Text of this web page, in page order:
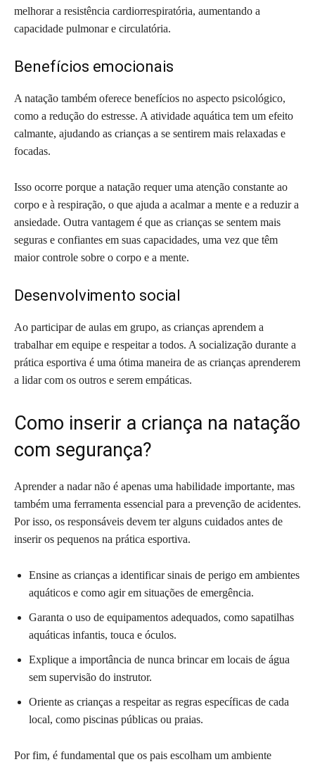
melhorar a resistência cardiorrespiratória, aumentando a
capacidade pulmonar e circulatória.
Benefícios emocionais
A natação também oferece benefícios no aspecto psicológico,
como a redução do estresse. A atividade aquática tem um efeito
calmante, ajudando as crianças a se sentirem mais relaxadas e
focadas.
Isso ocorre porque a natação requer uma atenção constante ao
corpo e à respiração, o que ajuda a acalmar a mente e a reduzir a
ansiedade. Outra vantagem é que as crianças se sentem mais
seguras e confiantes em suas capacidades, uma vez que têm
maior controle sobre o corpo e a mente.
Desenvolvimento social
Ao participar de aulas em grupo, as crianças aprendem a
trabalhar em equipe e respeitar a todos. A socialização durante a
prática esportiva é uma ótima maneira de as crianças aprenderem
a lidar com os outros e serem empáticas.
Como inserir a criança na natação
com segurança?
Aprender a nadar não é apenas uma habilidade importante, mas
também uma ferramenta essencial para a prevenção de acidentes.
Por isso, os responsáveis devem ter alguns cuidados antes de
inserir os pequenos na prática esportiva.
Ensine as crianças a identificar sinais de perigo em ambientes
aquáticos e como agir em situações de emergência.
Garanta o uso de equipamentos adequados, como sapatilhas
aquáticas infantis, touca e óculos.
Explique a importância de nunca brincar em locais de água
sem supervisão do instrutor.
Oriente as crianças a respeitar as regras específicas de cada
local, como piscinas públicas ou praias.
Por fim, é fundamental que os pais escolham um ambiente